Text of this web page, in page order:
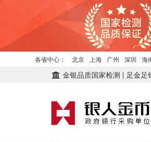
各省中心： 北京 上海 广州 深圳 海
金银品质国家检测 | 足金足